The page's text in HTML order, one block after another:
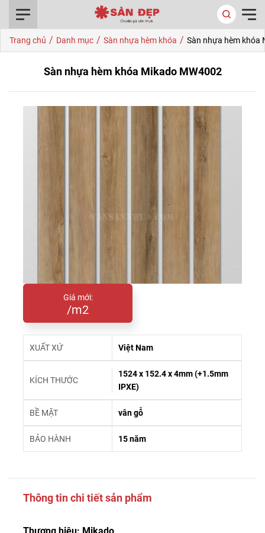
Trang chủ / Danh mục / Sàn nhựa hèm khóa / Sàn nhựa hèm khóa
Sàn nhựa hèm khóa Mikado MW4002
Giá mới:
/m2
XUẤT XỨ Việt Nam
KÍCH THƯỚC
1524 x 152.4 x 4mm (+1.5mm
IPXE)
BỀ MẶT vân gỗ
BẢO HÀNH 15 năm
Thông tin chi tiết sản phẩm